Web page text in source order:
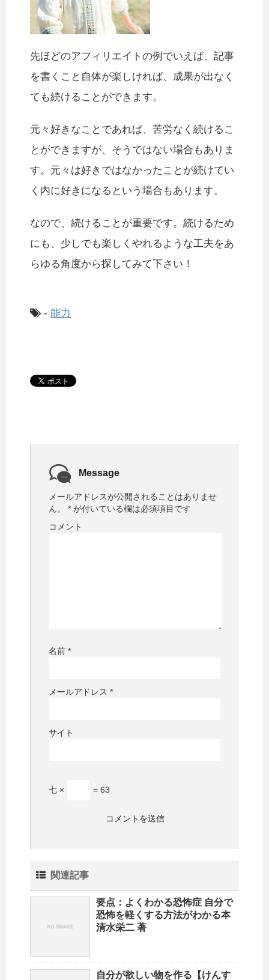
先ほどのアフィリエイトの例でいえば、記事
を書くこと自体が楽しければ、成果が出なく
ても続けることができます。
元々好きなことであれば、苦労なく続けるこ
とができますが、そうではない場合もありま
す。元々は好きではなかったことが続けてい
く内に好きになるという場合もあります。
なので、続けることが重要です。続けるため
にも、少しでも楽しくやれるような工夫をあ
らゆる角度から探してみて下さい！
- 能力
Message
メールアドレスが公開されることはありませ
ん。
* が付いている欄は必須項目です
コメント
名前 *
メールアドレス *
サイト
七 × = 63
関連記事
要点：よくわかる恐怖症 自分で
恐怖を軽くする方法がわかる本
清水栄二 著
自分が欲しい物を作る【けんす